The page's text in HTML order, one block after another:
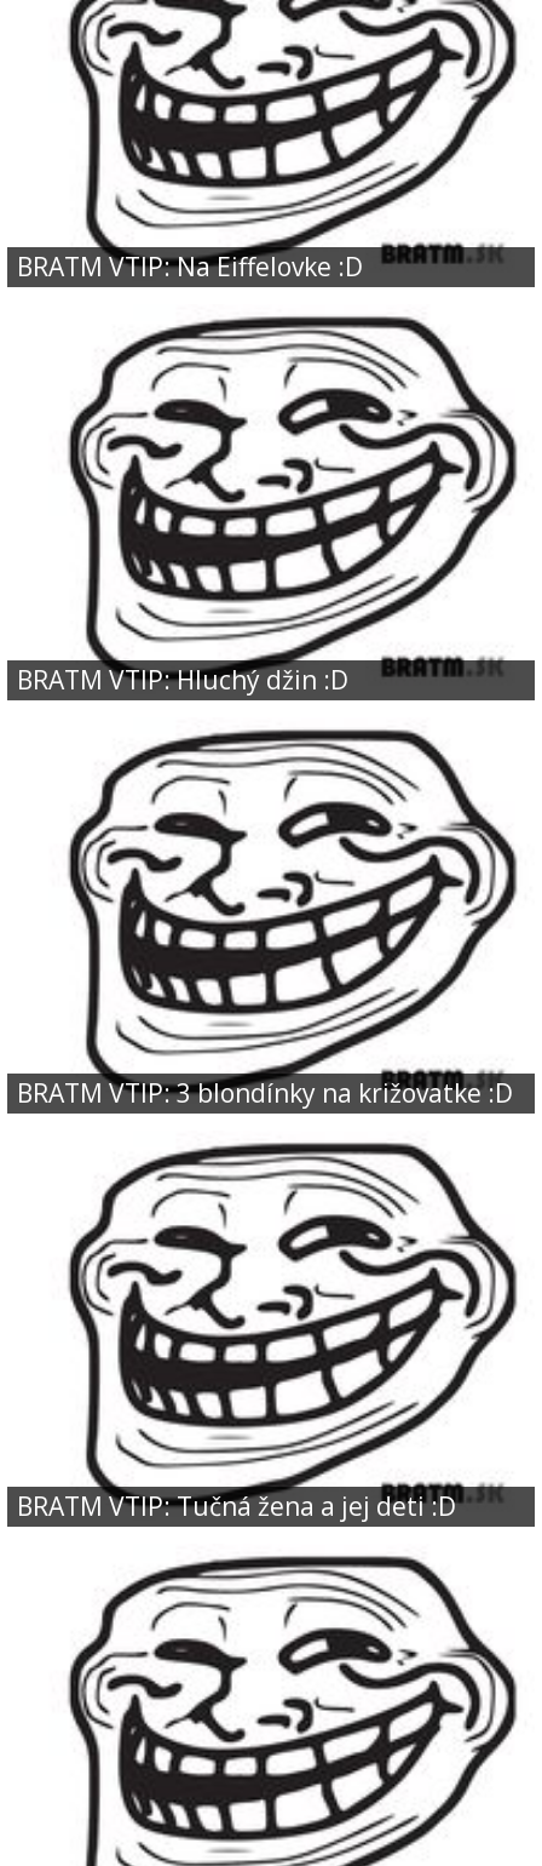
BRATM VTIP: Na Eiffelovke :D
BRATM VTIP: Hluchý džin :D
BRATM VTIP: 3 blondínky na križovatke :D
BRATM VTIP: Tučná žena a jej deti :D